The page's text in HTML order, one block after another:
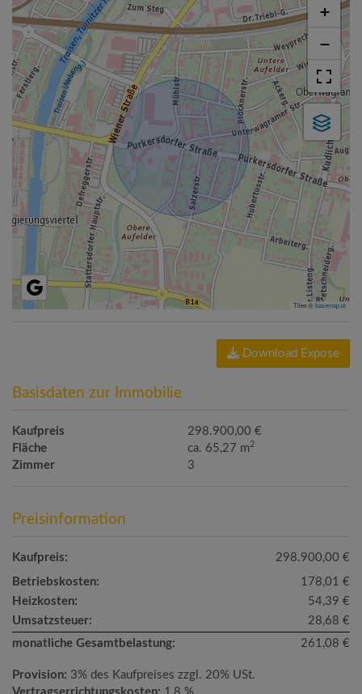
+
−
Tiles ©basemap.at
Download Expose
Basisdaten zur Immobilie
Kaufpreis
298.900,00 €
Fläche
ca. 65,27 m2
Zimmer 3
Preisinformation
Kaufpreis:
298.900,00 €
Betriebskosten:
178,01 €
Heizkosten:
54,39 €
Umsatzsteuer:
28,68 €
monatliche Gesamtbelastung:
261,08 €
Provision: 3% des Kaufpreises zzgl. 20% USt.